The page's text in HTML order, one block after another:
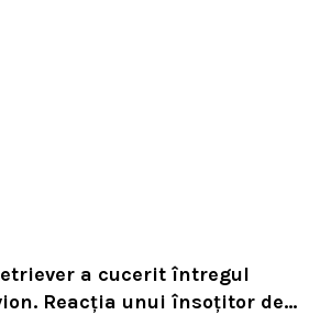
a cucerit întregul
Reacția unui însoțitor de